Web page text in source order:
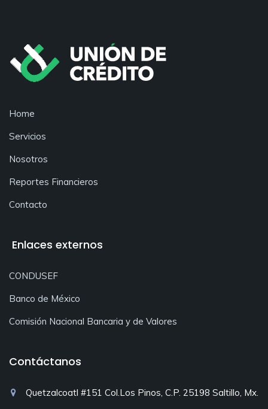
Home
Servicios
Nosotros
Reportes Financieros
Contacto
Enlaces externos
CONDUSEF
Banco de México
Comisión Nacional Bancaria y de Valores
Contáctanos
Quetzalcoatl #151 Col.Los Pinos, C.P. 25198 Saltillo, Mx.